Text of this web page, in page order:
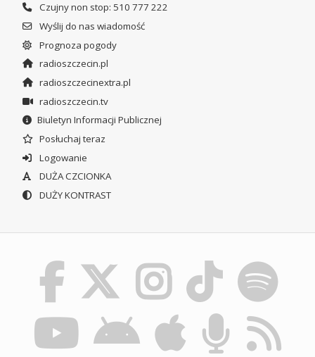
Czujny non stop: 510 777 222
Wyślij do nas wiadomość
Prognoza pogody
radioszczecin.pl
radioszczecinextra.pl
radioszczecin.tv
Biuletyn Informacji Publicznej
Posłuchaj teraz
Logowanie
DUŻA CZCIONKA
DUŻY KONTRAST